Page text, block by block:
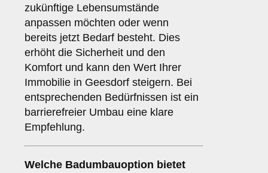
zukünftige Lebensumstände
anpassen möchten oder wenn
bereits jetzt Bedarf besteht. Dies
erhöht die Sicherheit und den
Komfort und kann den Wert Ihrer
Immobilie in Geesdorf steigern. Bei
entsprechenden Bedürfnissen ist ein
barrierefreier Umbau eine klare
Empfehlung.
Welche Badumbauoption bietet